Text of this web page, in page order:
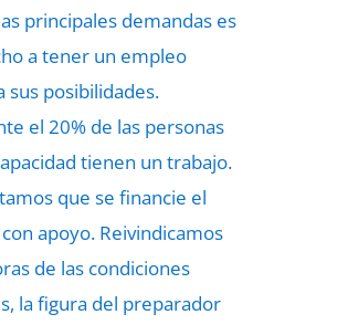
principales demandas es
a tener un empleo
sus posibilidades.
el 20% de las personas
tienen un trabajo.
que se financie el
apoyo. Reivindicamos
de las condiciones
la figura del preparador